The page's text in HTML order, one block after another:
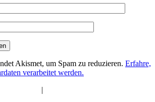
Akismet, um Spam zu reduzieren. Erfahre,
verarbeitet werden.
|